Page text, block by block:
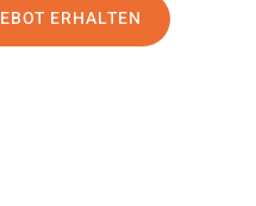
ERHALTEN